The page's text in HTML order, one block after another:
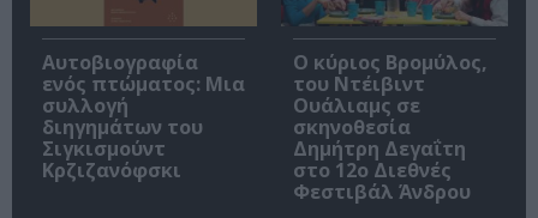
Αυτοβιογραφία
ενός πτώματος: Μια
συλλογή
διηγημάτων του
Σιγκισμούντ
Κρζιζανόφσκι
O κύριος Βρομύλος,
του Ντέιβιντ
Ουάλιαμς σε
σκηνοθεσία
Δημήτρη Δεγαΐτη
στο 12ο Διεθνές
Φεστιβάλ Άνδρου